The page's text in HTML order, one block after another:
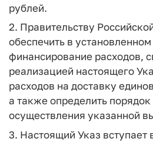
рублей.
2. Правительству
обеспечить в
финансирование расходов,
реализацией настоящего
расходов на доставку
а также определить порядок
осуществления указанной
3. Настоящий Указ вступает